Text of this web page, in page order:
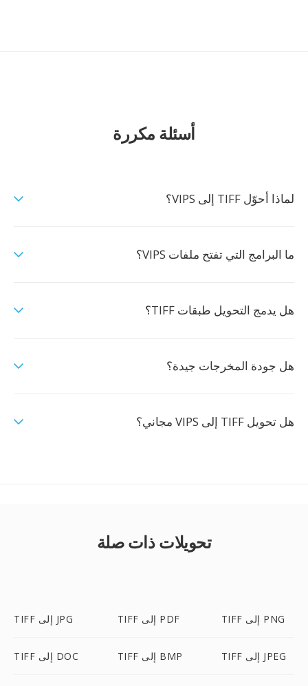
أسئلة مكررة
لماذا أحوّل TIFF إلى VIPS؟
ما البرامج التي تفتح ملفات VIPS؟
هل يدمج التحويل طبقات TIFF؟
هل جودة المخرجات جيدة؟
هل تحويل TIFF إلى VIPS مجاني؟
تحويلات ذات صلة
TIFF إلى JPG TIFF إلى PDF TIFF إلى PNG
TIFF إلى DOC TIFF إلى BMP TIFF إلى JPEG